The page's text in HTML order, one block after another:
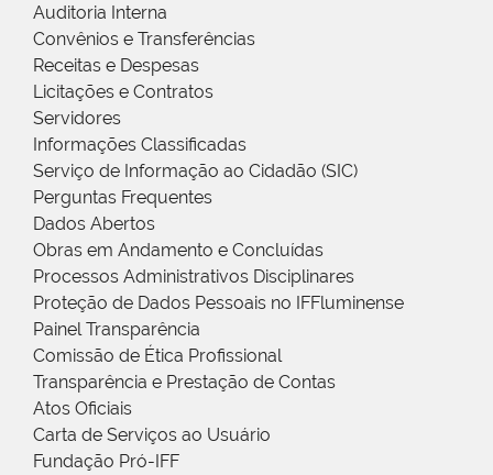
Auditoria Interna
Convênios e Transferências
Receitas e Despesas
Licitações e Contratos
Servidores
Informações Classificadas
Serviço de Informação ao Cidadão (SIC)
Perguntas Frequentes
Dados Abertos
Obras em Andamento e Concluídas
Processos Administrativos Disciplinares
Proteção de Dados Pessoais no IFFluminense
Painel Transparência
Comissão de Ética Profissional
Transparência e Prestação de Contas
Atos Oficiais
Carta de Serviços ao Usuário
Fundação Pró-IFF